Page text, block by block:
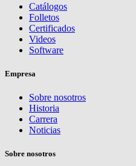
Catálogos
Folletos
Certificados
Videos
Software
Empresa
Sobre nosotros
Historia
Carrera
Noticias
Sobre nosotros